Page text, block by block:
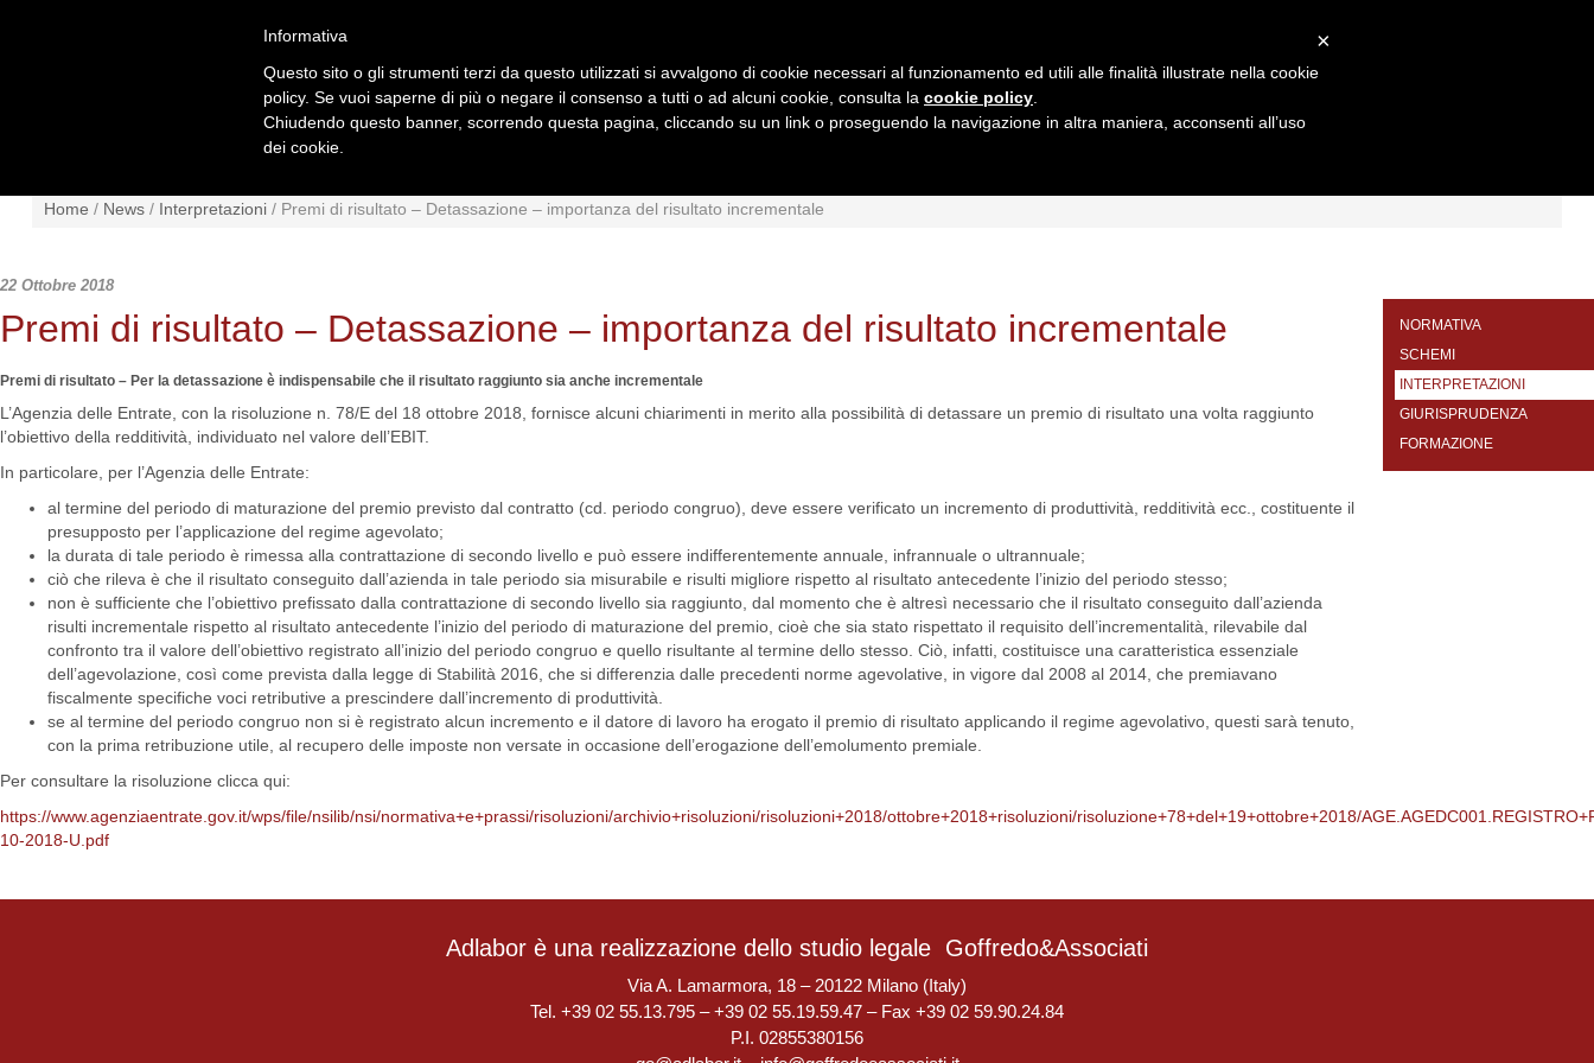
NEWS NORMATIVA
Home / News / Interpretazioni / Premi di risultato – Detassazione – importanza del risultato incrementale
22 Ottobre 2018
Premi di risultato – Detassazione – importanza del risultato incrementale
Premi di risultato – Per la detassazione è indispensabile che il risultato raggiunto sia anche incrementale
L’Agenzia delle Entrate, con la risoluzione n. 78/E del 18 ottobre 2018, fornisce alcuni chiarimenti in merito alla possibilità di detassare un premio di risultato una volta raggiunto
l’obiettivo della redditività, individuato nel valore dell’EBIT.
In particolare, per l’Agenzia delle Entrate:
al termine del periodo di maturazione del premio previsto dal contratto (cd. periodo congruo), deve essere verificato un incremento di produttività, redditività ecc., costituente il
presupposto per l’applicazione del regime agevolato;
la durata di tale periodo è rimessa alla contrattazione di secondo livello e può essere indifferentemente annuale, infrannuale o ultrannuale;
ciò che rileva è che il risultato conseguito dall’azienda in tale periodo sia misurabile e risulti migliore rispetto al risultato antecedente l’inizio del periodo stesso;
non è sufficiente che l’obiettivo prefissato dalla contrattazione di secondo livello sia raggiunto, dal momento che è altresì necessario che il risultato conseguito dall’azienda
risulti incrementale rispetto al risultato antecedente l’inizio del periodo di maturazione del premio, cioè che sia stato rispettato il requisito dell’incrementalità, rilevabile dal
confronto tra il valore dell’obiettivo registrato all’inizio del periodo congruo e quello risultante al termine dello stesso. Ciò, infatti, costituisce una caratteristica essenziale
dell’agevolazione, così come prevista dalla legge di Stabilità 2016, che si differenzia dalle precedenti norme agevolative, in vigore dal 2008 al 2014, che premiavano
fiscalmente specifiche voci retributive a prescindere dall’incremento di produttività.
se al termine del periodo congruo non si è registrato alcun incremento e il datore di lavoro ha erogato il premio di risultato applicando il regime agevolativo, questi sarà tenuto,
con la prima retribuzione utile, al recupero delle imposte non versate in occasione dell’erogazione dell’emolumento premiale.
Per consultare la risoluzione clicca qui:
https://www.agenziaentrate.gov.it/wps/file/nsilib/nsi/normativa+e+prassi/risoluzioni/archivio+risoluzioni/risoluzioni+2018/ottobre+2018+risoluzioni/risoluzione+78+del+19+ottobre+2018/
10-2018-U.pdf
NORMATIVA
SCHEMI
INTERPRETAZIONI
GIURISPRUDENZA
FORMAZIONE
Adlabor è una realizzazione dello studio legale Goffredo&Associati
Via A. Lamarmora, 18 – 20122 Milano (Italy)
Tel. +39 02 55.13.795 – +39 02 55.19.59.47 – Fax +39 02 59.90.24.84
P.I. 02855380156
×
Informativa
Questo sito o gli strumenti terzi da questo utilizzati si avvalgono di cookie necessari al funzionamento ed utili alle finalità illustrate nella cookie
policy. Se vuoi saperne di più o negare il consenso a tutti o ad alcuni cookie, consulta la cookie policy
Chiudendo questo banner, scorrendo questa pagina, cliccando su un link o proseguendo la navigazione in altra maniera, acconsenti all’uso
dei cookie.